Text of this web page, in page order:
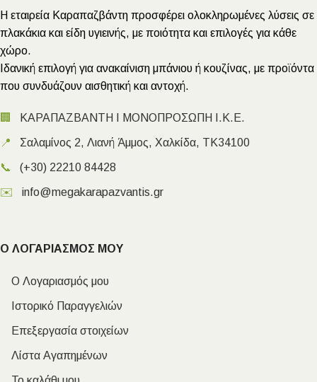
Η εταιρεία Καραπαζβάντη προσφέρει ολοκληρωμένες λύσεις σε
πλακάκια και είδη υγιεινής, με ποιότητα και επιλογές για κάθε
χώρο.
Ιδανική επιλογή για ανακαίνιση μπάνιου ή κουζίνας, με προϊόντα
που συνδυάζουν αισθητική και αντοχή.
🏢 ΚΑΡΑΠΑΖΒΑΝΤΗ Ι ΜΟΝΟΠΡΟΣΩΠΗ Ι.Κ.Ε.
📍 Σαλαμίνος 2, Λιανή Άμμος, Χαλκίδα, ΤΚ34100
📞 (+30) 22210 84428
✉️ info@megakarapazvantis.gr
Ο ΛΟΓΑΡΙΑΣΜΟΣ ΜΟΥ
Ο Λογαριασμός μου
Ιστορικό Παραγγελιών
Επεξεργασία στοιχείων
Λίστα Αγαπημένων